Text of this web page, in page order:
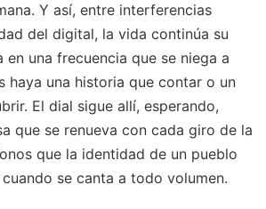
Y así, entre interferencias
del digital, la vida continúa su
en una frecuencia que se niega a
haya una historia que contar o un
El dial sigue allí, esperando,
que se renueva con cada giro de la
que la identidad de un pueblo
se canta a todo volumen.